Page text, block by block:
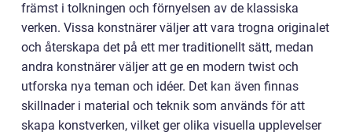
främst i tolkningen och förnyelsen av de klassiska
verken. Vissa konstnärer väljer att vara trogna originalet
och återskapa det på ett mer traditionellt sätt, medan
andra konstnärer väljer att ge en modern twist och
utforska nya teman och idéer. Det kan även finnas
skillnader i material och teknik som används för att
skapa konstverken, vilket ger olika visuella upplevelser